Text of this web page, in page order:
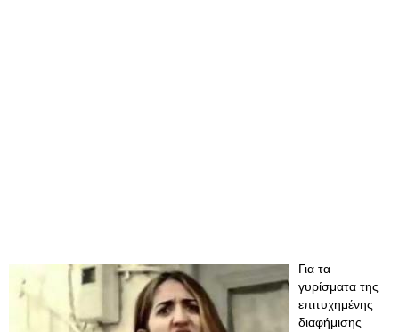
Για τα
γυρίσματα της
επιτυχημένης
διαφήμισης